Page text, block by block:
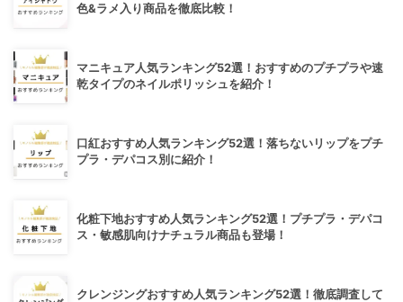
色&ラメ入り商品を徹底比較！
マニキュア人気ランキング52選！おすすめのプチプラや速
乾タイプのネイルポリッシュを紹介！
口紅おすすめ人気ランキング52選！落ちないリップをプチ
プラ・デパコス別に紹介！
化粧下地おすすめ人気ランキング52選！プチプラ・デパコ
ス・敏感肌向けナチュラル商品も登場！
クレンジングおすすめ人気ランキング52選！徹底調査して